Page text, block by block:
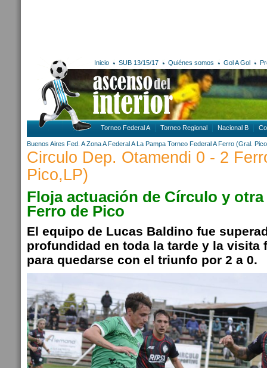
Inicio SUB 13/15/17 Quiénes somos Gol A Gol
Torneo Federal A Torneo Regional Nacional B
Buenos Aires Fed. A Zona A Federal A La Pampa Torneo Federal A Ferro (Gral.
Circulo Dep. Otamendi 0 - 2
Pico,LP)
Floja actuación de Círculo y
Ferro de Pico
El equipo de Lucas Baldino fue
profundidad en toda la tarde y la visita
para quedarse con el triunfo por 2 a 0.